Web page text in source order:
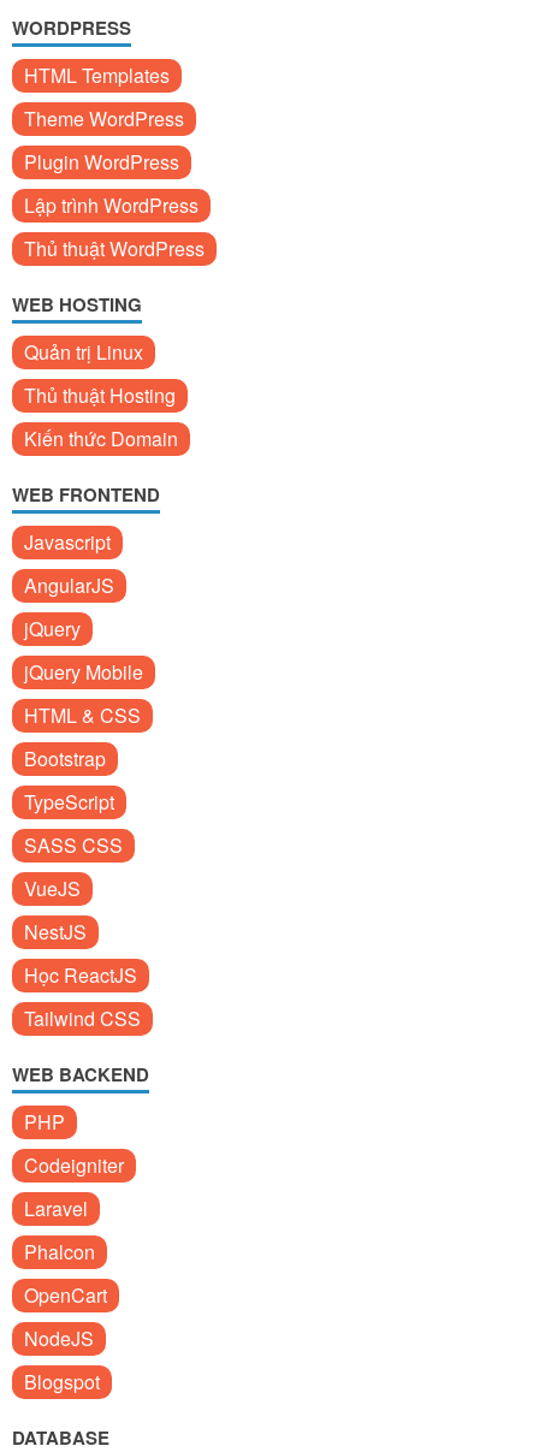
WORDPRESS
HTML Templates
Theme WordPress
Plugin WordPress
Lập trình WordPress
Thủ thuật WordPress
WEB HOSTING
Quản trị Linux
Thủ thuật Hosting
Kiến thức Domain
WEB FRONTEND
Javascript
AngularJS
jQuery
jQuery Mobile
HTML & CSS
Bootstrap
TypeScript
SASS CSS
VueJS
NestJS
Học ReactJS
Tailwind CSS
WEB BACKEND
PHP
Codeigniter
Laravel
Phalcon
OpenCart
NodeJS
Blogspot
DATABASE